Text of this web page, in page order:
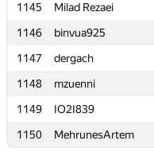
1145
Milad Rezaei
1146
binvua925
1147
dergach
1148
mzuenni
1149
IO2I839
1150
MehrunesArtem
1145
Milad Rezaei
1146
binvua925
1147
dergach
1148
mzuenni
1149
IO2I839
1150
MehrunesArtem